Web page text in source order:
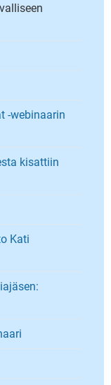
-webinaarin
kisattiin
Kati